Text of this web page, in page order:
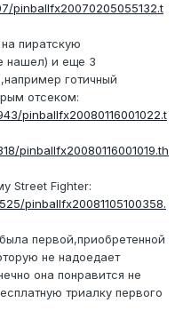
pinballfx20070205055132.t
пиратскую
нашел) и еще 3
готичный
отсеком:
pinballfx20080116001022.t
pinballfx20080116001019.th
Street Fighter:
pinballfx20081105100358.
первой,приобретенной
не надоедает
она понравится не
триалку первого